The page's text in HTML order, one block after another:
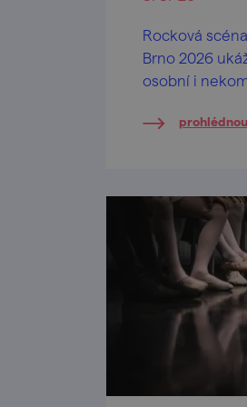
Rocková
Brno 2026
osobní i
rockovou